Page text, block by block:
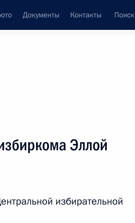
Документы Контакты Поиск
Эллой
избирательной